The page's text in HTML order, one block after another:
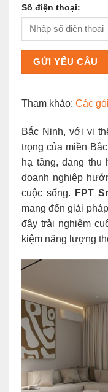
Số điện thoại:
Tham khảo: Các
Bắc Ninh, với vị
trọng của miền
hạ tầng, đang thu
doanh nghiệp
cuộc sống.
FPT
mang đến giải
đây trải nghiệm
kiệm năng lượng